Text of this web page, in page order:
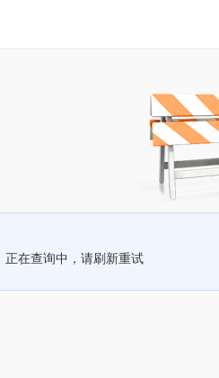
正在查询中，请刷新重试